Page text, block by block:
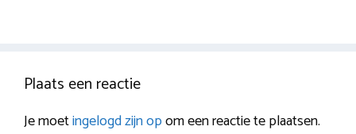
Plaats een reactie
Je moetingelogd zijn opom een reactie te plaatsen.